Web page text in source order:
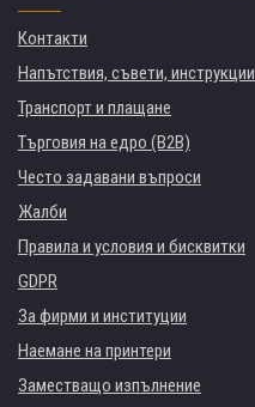
Контакти
Напътствия, съвети, инструкции
Транспорт и плащане
Търговия на едро (B2B)
Често задавани въпроси
Жалби
Правила и условия и бисквитки
GDPR
За фирми и институции
Наемане на принтери
Заместващо изпълнение